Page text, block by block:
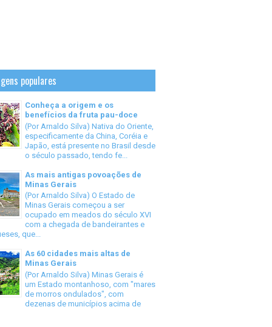
populares
Conheça a origem e os
benefícios da fruta pau-doce
(Por Arnaldo Silva) Nativa do Oriente,
especificamente da China, Coréia e
Japão, está presente no Brasil desde
o século passado, tendo fe...
As mais antigas povoações de
Minas Gerais
(Por Arnaldo Silva) O Estado de
Minas Gerais começou a ser
ocupado em meados do século XVI
com a chegada de bandeirantes e
que...
As 60 cidades mais altas de
Minas Gerais
(Por Arnaldo Silva) Minas Gerais é
um Estado montanhoso, com "mares
de morros ondulados", com
dezenas de municípios acima de